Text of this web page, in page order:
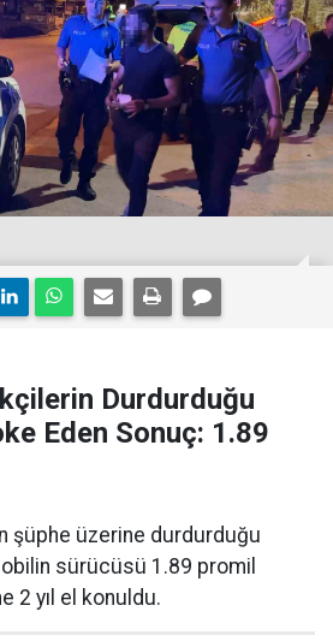
Durdurduğu
Eden Sonuç: 1.89
şüphe üzerine durdurduğu
sürücüsü 1.89 promil
2 yıl el konuldu.